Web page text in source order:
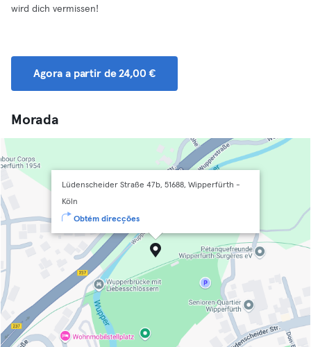
wird dich vermissen!
Agora a partir de 24,00 €
Morada
Lüdenscheider Straße 47b, 51688, Wipperfürth -
Köln
Obtém direcções